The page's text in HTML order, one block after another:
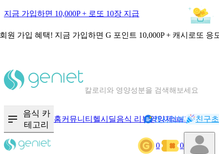
지금 가입하면 10,000P + 로또 10장 지급
원 가입 혜택! 지금 가입하면 G 포인트 10,000P + 캐시로또 응
칼로리와 영양성분을 검색해보세요
음식 카
테고리
홈커뮤니티 헬시딜음식 리뷰영양제NEW기록
캐시리뷰 친구
0 0